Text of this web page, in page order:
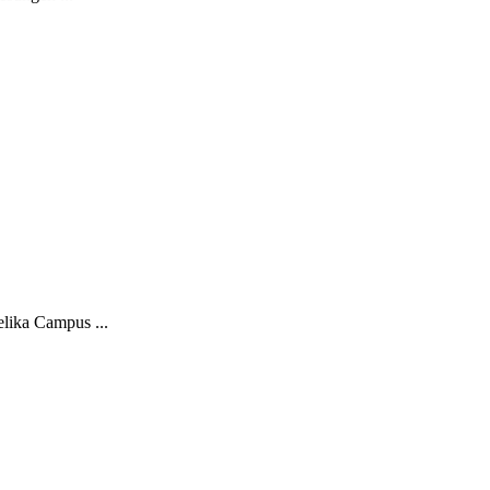
Campus ...